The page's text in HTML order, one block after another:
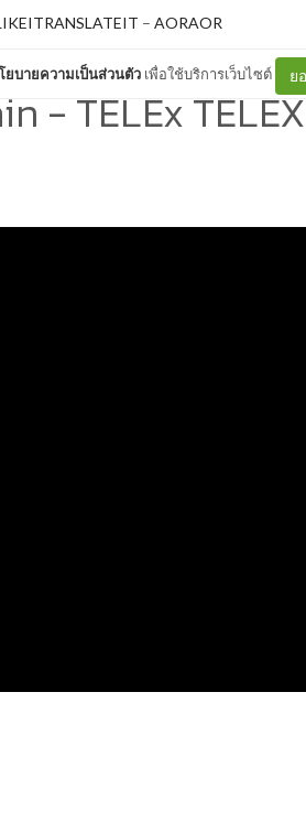
ยบายความเป็นส่วนตัว เพื่อใช้บริการเว็บไซต์ ย
– AORAOR
- TELEx